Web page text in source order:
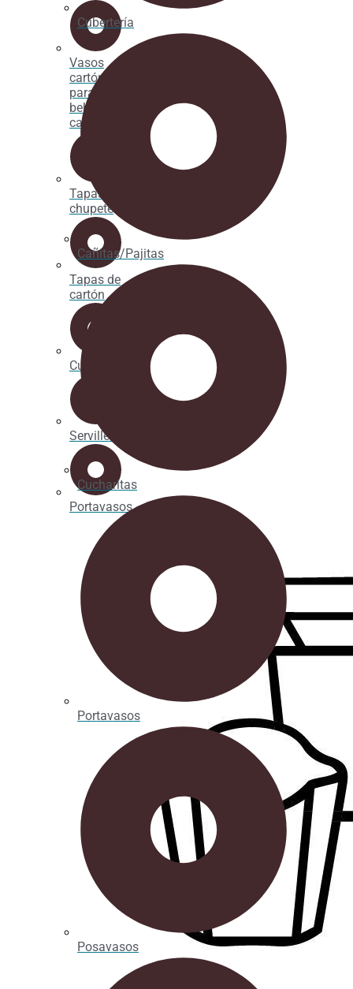
Vasos
cartón
para
bebida
caliente
Tapas
chupete
Tapas de
cartón
Cucharitas
Servilletas
Portavasos
Cubertería
Cañitas/Pajitas
Cucharitas
Portavasos
Posavasos